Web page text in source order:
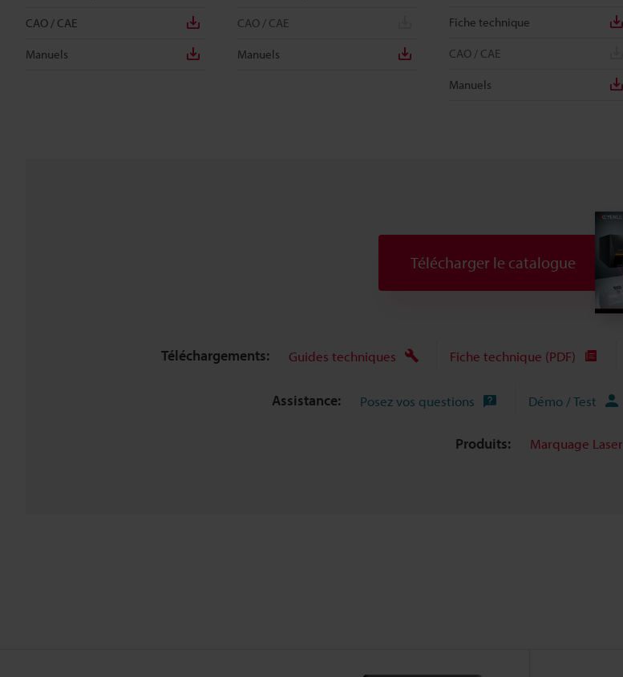
CAO / CAE
Manuels
CAO / CAE
Manuels
Fiche technique
CAO / CAE
Manuels
Télécharger le catalogue
Téléchargements: Guides techniques Fiche technique (PDF)
Assistance: Posez vos questions Démo / Test
Produits: Marquage Laser